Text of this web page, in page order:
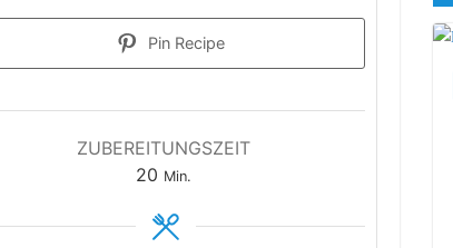
Pin Recipe
ZUBEREITUNGSZEIT
20Minuten
Min.